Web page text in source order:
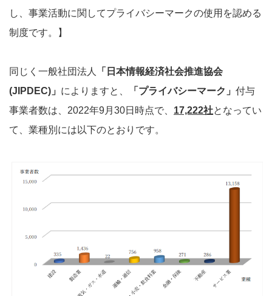
し、事業活動に関してプライバシーマークの使用を認める
制度です。】
同じく一般社団法人
「日本情報経済社会推進協会
(JIPDEC)」 によりますと、 「プライバシーマーク」 付与
事業者数は、2022年9月30日時点で、 17,222社となってい
て、業種別には以下のとおりです。